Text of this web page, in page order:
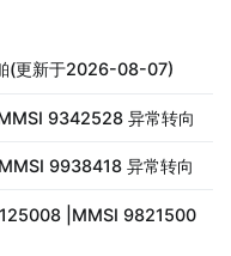
(更新于2026-08-07)
9342528 异常转向
9938418 异常转向
|MMSI 9821500